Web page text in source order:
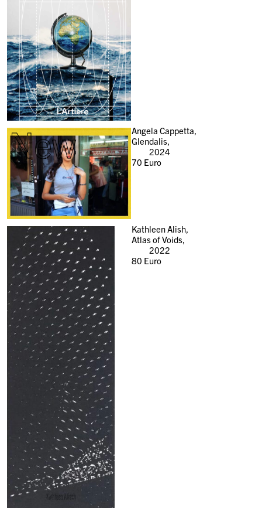
New
Angela Cappetta,
Glendalis,
2024
70 Euro
Kathleen Alish,
Atlas of Voids,
2022
80 Euro